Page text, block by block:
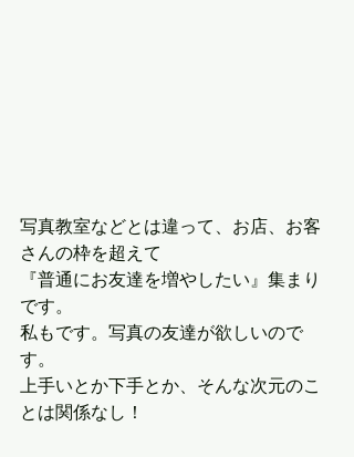
写真教室などとは違って、お店、お客
さんの枠を超えて
『普通にお友達を増やしたい』集まり
です。
私もです。写真の友達が欲しいので
す。
上手いとか下手とか、そんな次元のこ
とは関係なし！